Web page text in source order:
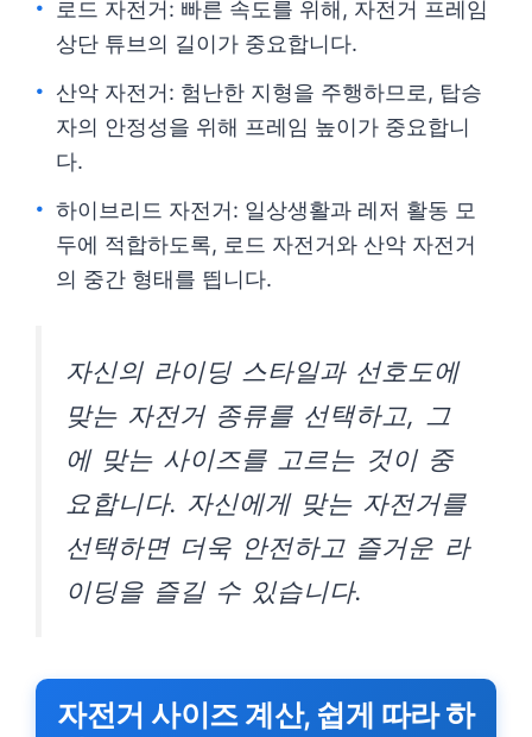
로드 자전거: 빠른 속도를 위해, 자전거 프레임
상단 튜브의 길이가 중요합니다.
산악 자전거: 험난한 지형을 주행하므로, 탑승
자의 안정성을 위해 프레임 높이가 중요합니
다.
하이브리드 자전거: 일상생활과 레저 활동 모
두에 적합하도록, 로드 자전거와 산악 자전거
의 중간 형태를 띕니다.
자신의 라이딩 스타일과 선호도에
맞는 자전거 종류를 선택하고, 그
에 맞는 사이즈를 고르는 것이 중
요합니다. 자신에게 맞는 자전거를
선택하면 더욱 안전하고 즐거운 라
이딩을 즐길 수 있습니다.
자전거 사이즈 계산, 쉽게 따라 하